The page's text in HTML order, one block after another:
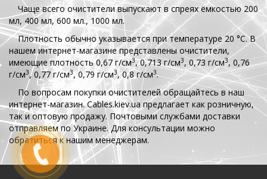
Чаще всего очистители выпускают в спреях ёмкостью 200
мл, 400 мл, 600 мл., 1000 мл.
Плотность обычно указывается при температуре 20 °C. В
нашем интернет-магазине представлены очистители,
имеющие плотность 0,67 г/см3, 0,713 г/см3, 0,73 г/см3, 0,76
г/см3, 0,77 г/см3, 0,79 г/см3, 0,8 г/см3.
По вопросам покупки очистителей обращайтесь в наш
интернет-магазин. Cables.kiev.ua предлагает как розничную,
так и оптовую продажу. Почтовыми службами доставки
отправляем по Украине. Для консультации можно
обратиться к нашим менеджерам.